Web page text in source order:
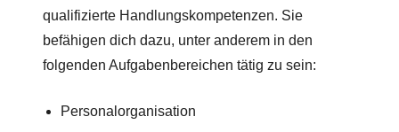
qualifizierte Handlungskompetenzen. Sie
befähigen dich dazu, unter anderem in den
folgenden Aufgabenbereichen tätig zu sein:
Personalorganisation